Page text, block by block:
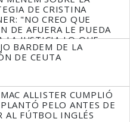
DE CRISTINA
"NO CREO QUE
DE AFUERA LE PUEDA
LA JUSTICIA LO QUE
HACER"
BARDEM DE LA
DE CEUTA
ALLISTER CUMPLIÓ
PELO ANTES DE
AL FÚTBOL INGLÉS